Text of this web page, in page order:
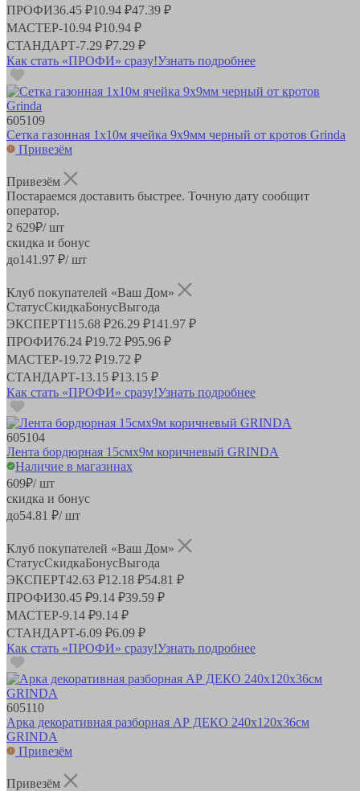
ПРОФИ36.45 ₽10.94 ₽47.39 ₽
МАСТЕР-10.94 ₽10.94 ₽
СТАНДАРТ-7.29 ₽7.29 ₽
Как стать «ПРОФИ» сразу!Узнать подробнее
605109
Сетка газонная 1х10м ячейка 9х9мм черный от кротов Grinda
Привезём
Привезём
Постараемся доставить быстрее. Точную дату сообщит
оператор.
2 629₽/ шт
скидка и бонус
до141.97 ₽/ шт
Клуб покупателей «Ваш Дом»
СтатусСкидкаБонусВыгода
ЭКСПЕРТ115.68 ₽26.29 ₽141.97 ₽
ПРОФИ76.24 ₽19.72 ₽95.96 ₽
МАСТЕР-19.72 ₽19.72 ₽
СТАНДАРТ-13.15 ₽13.15 ₽
Как стать «ПРОФИ» сразу!Узнать подробнее
605104
Лента бордюрная 15смх9м коричневый GRINDA
Наличие в магазинах
609₽/ шт
скидка и бонус
до54.81 ₽/ шт
Клуб покупателей «Ваш Дом»
СтатусСкидкаБонусВыгода
ЭКСПЕРТ42.63 ₽12.18 ₽54.81 ₽
ПРОФИ30.45 ₽9.14 ₽39.59 ₽
МАСТЕР-9.14 ₽9.14 ₽
СТАНДАРТ-6.09 ₽6.09 ₽
Как стать «ПРОФИ» сразу!Узнать подробнее
605110
Арка декоративная разборная АР ДЕКО 240х120х36см
GRINDA
Привезём
Привезём